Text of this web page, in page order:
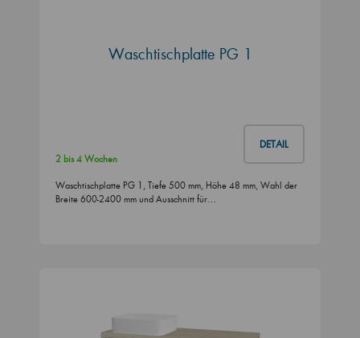
Waschtischplatte PG 1
DETAIL
2 bis 4 Wochen
Waschtischplatte PG 1, Tiefe 500 mm, Höhe 48 mm, Wahl der
Breite 600-2400 mm und Ausschnitt für…